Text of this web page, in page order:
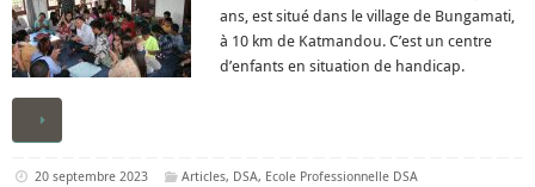
ans, est situé dans le village de Bungamati,
à 10 km de Katmandou. C’est un centre
d’enfants en situation de handicap.
20 septembre 2023 Articles, DSA, Ecole Professionnelle DSA